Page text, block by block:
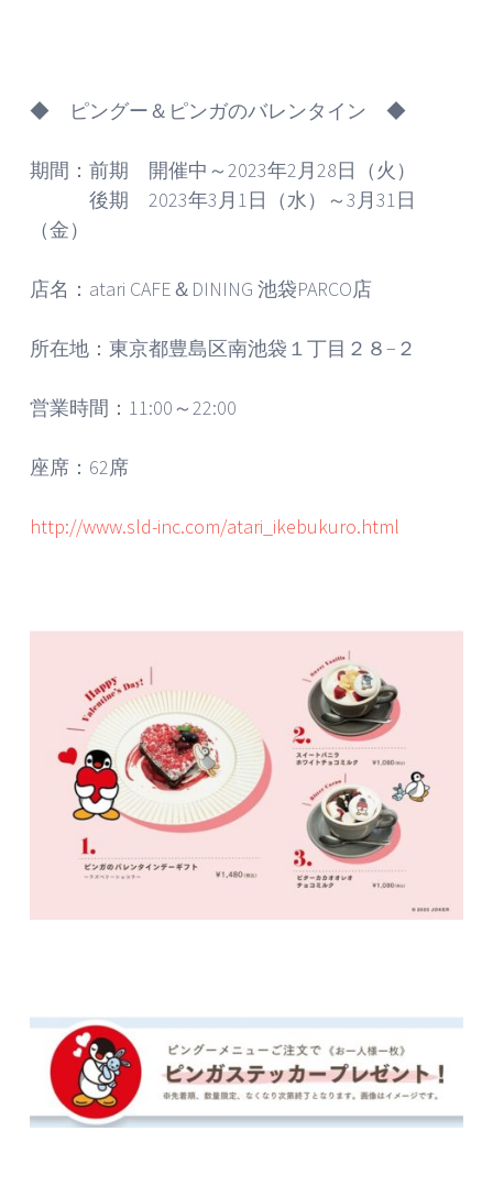
◆ ピングー＆ピンガのバレンタイン ◆
期間：前期 開催中～2023年2月28日（火）
後期 2023年3月1日（水）～3月31日
（金）
店名：atari CAFE＆DINING 池袋PARCO店
所在地：東京都豊島区南池袋１丁目２８−２
営業時間：11:00～22:00
座席：62席
http://www.sld-inc.com/atari_ikebukuro.html